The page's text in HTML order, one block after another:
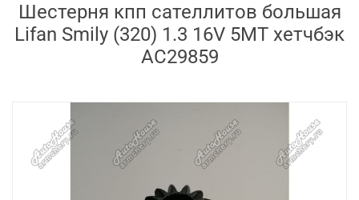
Шестерня кпп сателлитов большая
Lifan Smily (320) 1.3 16V 5MT хетчбэк
AC29859